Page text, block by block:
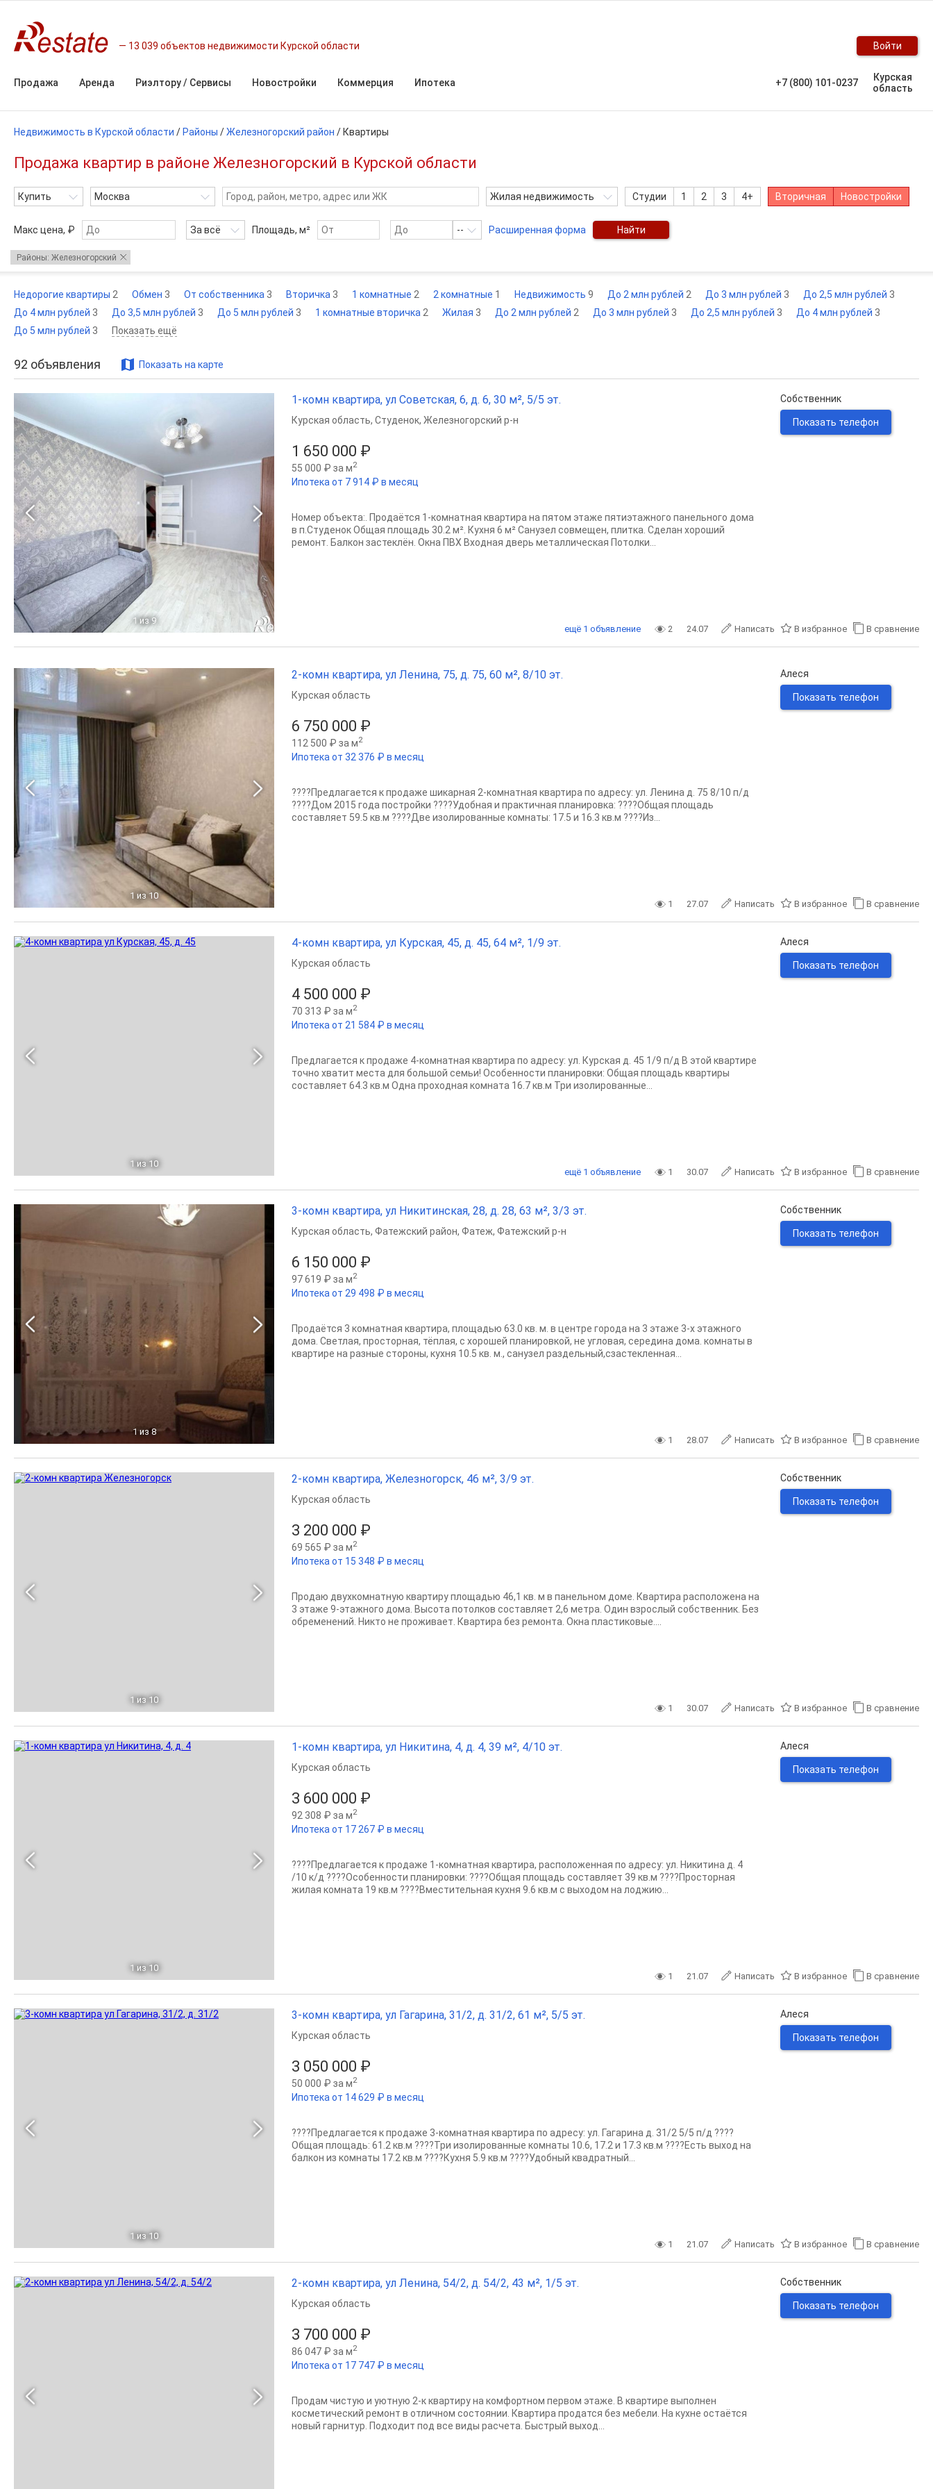
13 039 объектов недвижимости Курской области Войти
Продажа Аренда Риэлтору / Сервисы Новостройки Коммерция Ипотека +7 (800) 101-0237
Курская
область
Недвижимость в Курской области / Районы /Железногорский район / Квартиры
Продажа квартир в районе Железногорский в Курской области
Купить Москва Жилая недвижимость Студии 1 2 3 4+ Вторичная Новостройки
Макс цена, ₽ За всё Площадь, м² -- Расширенная форма Найти
Районы: Железногорский
Недорогие квартиры 2 Обмен 3 От собственника 3 Вторичка 3 1 комнатные 2 2 комнатные 1 Недвижимость 9 До 2 млн рублей 2 До 3 млн рублей 3 До 2,5 млн рублей 3
До 4 млн рублей 3 До 3,5 млн рублей 3 До 5 млн рублей 3 1 комнатные вторичка 2 Жилая 3 До 2 млн рублей 2 До 3 млн рублей 3 До 2,5 млн рублей 3 До 4 млн рублей 3
До 5 млн рублей 3 Показать ещё
92 объявления Показать на карте
1 из 9
1-комн квартира, ул Советская, 6, д. 6, 30 м², 5/5 эт.
1 650 000 ₽
55 000 ₽ за м2
Ипотека от 7 914 ₽ в месяц
Курская область, Студенок, Железногорский р-н
Номер объекта:. Продаётся 1-комнатная квартира на пятом этаже пятиэтажного панельного дома
в п.Студенок Общая площадь 30.2 м². Кухня 6 м² Санузел совмещен, плитка. Сделан хороший
ремонт. Балкон застеклён. Окна ПВХ Входная дверь металлическая Потолки...
Собственник
Показать телефон
2 24.07 Написать В избранное В сравнение
ещё 1 объявление
1 из 10
2-комн квартира, ул Ленина, 75, д. 75, 60 м², 8/10 эт.
6 750 000 ₽
112 500 ₽ за м2
Ипотека от 32 376 ₽ в месяц
Курская область
????Предлагается к продаже шикарная 2-комнатная квартира по адресу: ул. Ленина д. 75 8/10 п/д
????Дом 2015 года постройки ????Удобная и практичная планировка: ????Общая площадь
составляет 59.5 кв.м ????Две изолированные комнаты: 17.5 и 16.3 кв.м ????Из...
Алеся
Показать телефон
1 27.07 Написать В избранное В сравнение
1 из 10
4-комн квартира, ул Курская, 45, д. 45, 64 м², 1/9 эт.
4 500 000 ₽
70 313 ₽ за м2
Ипотека от 21 584 ₽ в месяц
Курская область
Предлагается к продаже 4-комнатная квартира по адресу: ул. Курская д. 45 1/9 п/д В этой квартире
точно хватит места для большой семьи! Особенности планировки: Общая площадь квартиры
составляет 64.3 кв.м Одна проходная комната 16.7 кв.м Три изолированные...
Алеся
Показать телефон
1 30.07 Написать В избранное В сравнение
ещё 1 объявление
1 из 8
3-комн квартира, ул Никитинская, 28, д. 28, 63 м², 3/3 эт.
6 150 000 ₽
97 619 ₽ за м2
Ипотека от 29 498 ₽ в месяц
Курская область, Фатежский район, Фатеж, Фатежский р-н
Продаётся 3 комнатная квартира, площадью 63.0 кв. м. в центре города на 3 этаже 3-х этажного
дома. Светлая, просторная, тёплая, с хорошей планировкой, не угловая, середина дома. комнаты в
квартире на разные стороны, кухня 10.5 кв. м., санузел раздельный,сзастекленная...
Собственник
Показать телефон
1 28.07 Написать В избранное В сравнение
1 из 10
2-комн квартира, Железногорск, 46 м², 3/9 эт.
3 200 000 ₽
69 565 ₽ за м2
Ипотека от 15 348 ₽ в месяц
Курская область
Продаю двухкомнатную квартиру площадью 46,1 кв. м в панельном доме. Квартира расположена на
3 этаже 9-этажного дома. Высота потолков составляет 2,6 метра. Один взрослый собственник. Без
обременений. Никто не проживает. Квартира без ремонта. Окна пластиковые....
Собственник
Показать телефон
1 30.07 Написать В избранное В сравнение
1 из 10
1-комн квартира, ул Никитина, 4, д. 4, 39 м², 4/10 эт.
3 600 000 ₽
92 308 ₽ за м2
Ипотека от 17 267 ₽ в месяц
Курская область
????Предлагается к продаже 1-комнатная квартира, расположенная по адресу: ул. Никитина д. 4
/10 к/д ????Особенности планировки: ????Общая площадь составляет 39 кв.м ????Просторная
жилая комната 19 кв.м ????Вместительная кухня 9.6 кв.м с выходом на лоджию...
Алеся
Показать телефон
1 21.07 Написать В избранное В сравнение
1 из 10
3-комн квартира, ул Гагарина, 31/2, д. 31/2, 61 м², 5/5 эт.
3 050 000 ₽
50 000 ₽ за м2
Ипотека от 14 629 ₽ в месяц
Курская область
????Предлагается к продаже 3-комнатная квартира по адресу: ул. Гагарина д. 31/2 5/5 п/д ????
Общая площадь: 61.2 кв.м ????Три изолированные комнаты 10.6, 17.2 и 17.3 кв.м ????Есть выход на
балкон из комнаты 17.2 кв.м ????Кухня 5.9 кв.м ????Удобный квадратный...
Алеся
Показать телефон
1 21.07 Написать В избранное В сравнение
2-комн квартира, ул Ленина, 54/2, д. 54/2, 43 м², 1/5 эт.
3 700 000 ₽
86 047 ₽ за м2
Ипотека от 17 747 ₽ в месяц
Курская область
Продам чистую и уютную 2-к квартиру на комфортном первом этаже. В квартире выполнен
косметический ремонт в отличном состоянии. Квартира продатся без мебели. На кухне остаётся
новый гарнитур. Подходит под все виды расчета. Быстрый выход...
Собственник
Показать телефон